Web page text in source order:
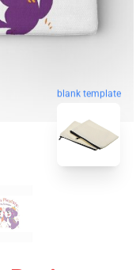
blank template